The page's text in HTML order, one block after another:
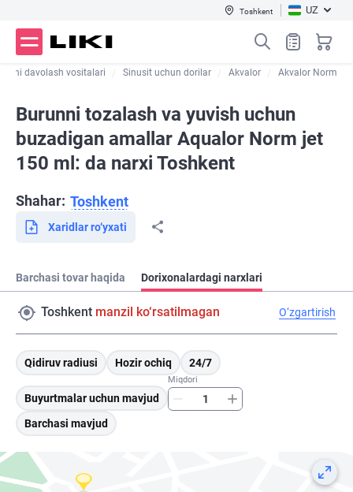
Toshkent UZ
davolash vositalari Sinusit uchun dorilar Akvalor Akvalor Norm
Burunni tozalash va yuvish uchun
buzadigan amallar Aqualor Norm jet
150 ml: da narxi Toshkent
Shahar: Toshkent
Xaridlar ro‘yxati
Barchasi tovar haqida Dorixonalardagi narxlari
Toshkent manzil ko‘rsatilmagan O‘zgartirish
Qidiruv radiusi Hozir ochiq 24/7
Buyurtmalar uchun mavjud
Miqdori
Barchasi mavjud